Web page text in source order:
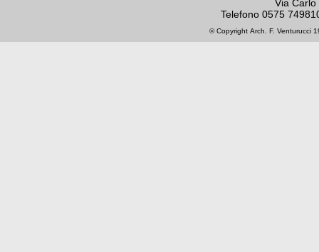
Via
Telefono 0575
© Copyright Arch. F. Venturucci